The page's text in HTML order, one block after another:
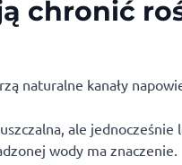
chronić
naturalne kanały
ale
wody ma znaczenie.